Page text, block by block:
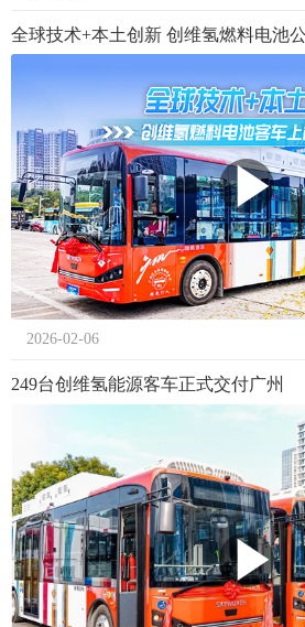
全球技术+本土创新 创维氢燃料电池
2026-02-06
249台创维氢能源客车正式交付广州